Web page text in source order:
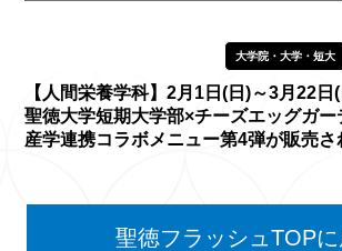
大学院・大学・短大
【人間栄養学科】2月1日(日)～3月22日
聖徳大学短期大学部×チーズエッグガ
産学連携コラボメニュー第4弾が販売さ
聖徳フラッシュTOPに